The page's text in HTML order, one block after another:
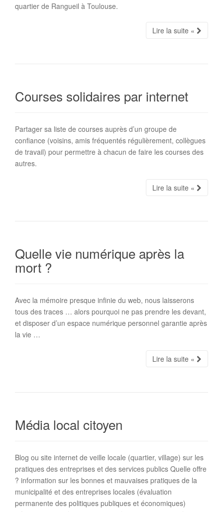
quartier de Rangueil à Toulouse.
Lire la suite «
Courses solidaires par internet
Partager sa liste de courses auprès d’un groupe de
confiance (voisins, amis fréquentés régulièrement, collègues
de travail) pour permettre à chacun de faire les courses des
autres.
Lire la suite «
Quelle vie numérique après la
mort ?
Avec la mémoire presque infinie du web, nous laisserons
tous des traces … alors pourquoi ne pas prendre les devant,
et disposer d’un espace numérique personnel garantie après
la vie …
Lire la suite «
Média local citoyen
Blog ou site internet de veille locale (quartier, village) sur les
pratiques des entreprises et des services publics Quelle offre
? information sur les bonnes et mauvaises pratiques de la
municipalité et des entreprises locales (évaluation
permanente des politiques publiques et économiques)